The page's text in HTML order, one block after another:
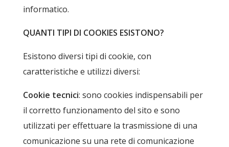
informatico.
QUANTI TIPI DI COOKIES ESISTONO?
Esistono diversi tipi di cookie, con
caratteristiche e utilizzi diversi:
Cookie tecnici: sono cookies indispensabili per
il corretto funzionamento del sito e sono
utilizzati per effettuare la trasmissione di una
comunicazione su una rete di comunicazione